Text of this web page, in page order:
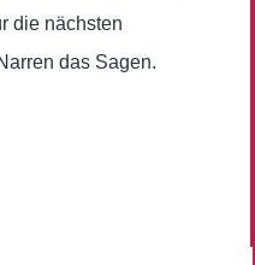
die nächsten
das Sagen.